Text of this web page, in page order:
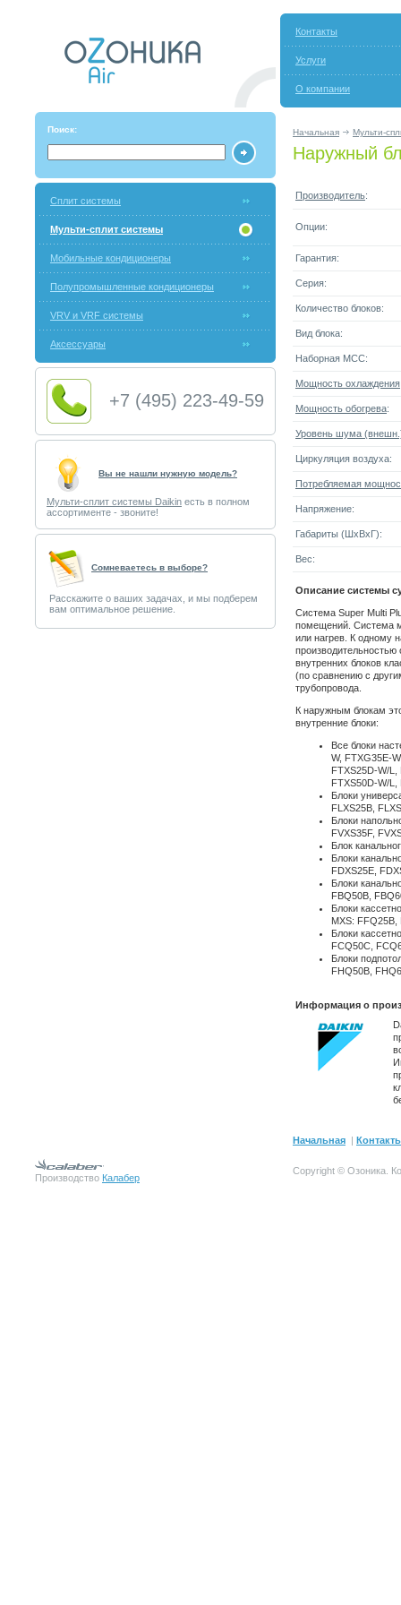
Контакты
Услуги
О компании
Поиск: Начальная Мульти-
Наружный
Сплит системы
Мульти-сплит системы
Мобильные кондиционеры
Полупромышленные кондиционеры
VRV и VRF системы
Аксессуары
+7 (495) 223-49-59
Вы не нашли нужную модель?
Мульти-сплит системы Daikin есть в полном
ассортименте - звоните!
Cомневаетесь в выборе?
Расскажите о ваших задачах, и мы подберем
вам оптимальное решение.
Производитель:
Опции:
Гарантия:
Серия:
Количество блоков:
Вид блока:
Наборная МСС:
Мощность охлаждения
Мощность обогрева:
Уровень шума
Циркуляция воздуха:
Потребляемая
Напряжение:
Габариты (ШxВxГ):
Вес:
Описание системы
Система Super Multi
помещений. Система
или нагрев. К одному
производительностью
внутренних блоков
(по сравнению с
трубопровода.
К наружным блокам
внутренние блоки:
Все блоки
W, FTXG35E-
FTXS25D-W/
FTXS50D-W/L,
Блоки
FLXS25B,
Блоки
FVXS35F,
Блок
Блоки
FDXS25E,
Блоки
FBQ50B,
Блоки
MXS:
Блоки
FCQ50C,
Блоки
FHQ50B,
Информация о
Начальная |
Производство Калабер
Copyright © Озоника.